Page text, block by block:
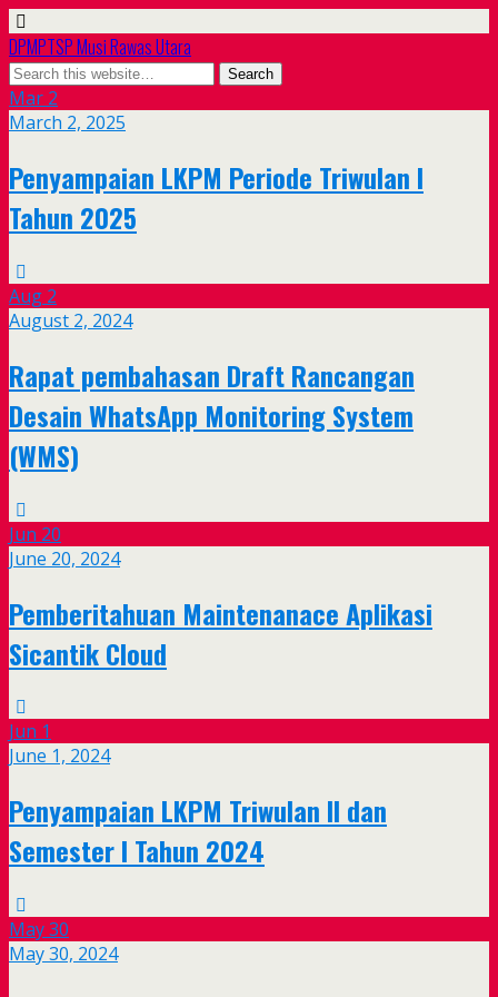
DPMPTSP Musi Rawas Utara
Mar 2
March 2, 2025
Penyampaian LKPM Periode Triwulan I
Tahun 2025
Aug 2
August 2, 2024
Rapat pembahasan Draft Rancangan
Desain WhatsApp Monitoring System
(WMS)
Jun 20
June 20, 2024
Pemberitahuan Maintenanace Aplikasi
Sicantik Cloud
Jun 1
June 1, 2024
Penyampaian LKPM Triwulan II dan
Semester I Tahun 2024
May30
May 30, 2024